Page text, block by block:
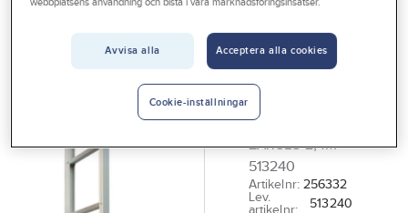
Vanliga frågor
Tak-, vägg- och vindsstegar
ZARGES
Brandstege
BRANDSTEGE
ZARGES 2,4M
513240
Artikelnr: 256332
Lev.
artikelnr:
513240
Avvisa alla Acceptera alla cookies
Cookie-inställningar